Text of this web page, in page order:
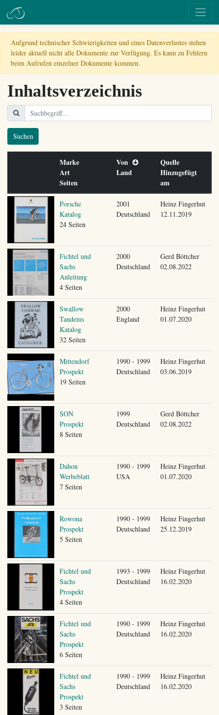
Aufgrund technischer Schwierigkeiten und eines Datenverlustes stehen
leider aktuell nicht alle Dokumente zur Verfügung. Es kann zu Fehlern
beim Aufrufen einzelner Dokumente kommen.
Inhaltsverzeichnis
Suchen
Marke
Art
Seiten
Von
Land
Quelle
Hinzugefügt
am
Porsche
Katalog
24 Seiten
2001
Deutschland
Heinz Fingerhut
12.11.2019
Fichtel und
Sachs
Anleitung
4 Seiten
2000
Deutschland
Gerd Böttcher
02.08.2022
Swallow
Tandems
Katalog
32 Seiten
2000
England
Heinz Fingerhut
01.07.2020
Mittendorf
Prospekt
19 Seiten
1990 - 1999
Deutschland
Heinz Fingerhut
03.06.2019
SON
Prospekt
8 Seiten
1999
Deutschland
Gerd Böttcher
02.08.2022
Dahon
Werbeblatt
7 Seiten
1990 - 1999
USA
Heinz Fingerhut
01.07.2020
Rowona
Prospekt
5 Seiten
1990 - 1999
Deutschland
Heinz Fingerhut
25.12.2019
Fichtel und
Sachs
Prospekt
4 Seiten
1993 - 1999
Deutschland
Heinz Fingerhut
16.02.2020
Fichtel und
Sachs
Prospekt
6 Seiten
1990 - 1999
Deutschland
Heinz Fingerhut
16.02.2020
Fichtel und
Sachs
Prospekt
3 Seiten
1990 - 1999
Deutschland
Heinz Fingerhut
16.02.2020